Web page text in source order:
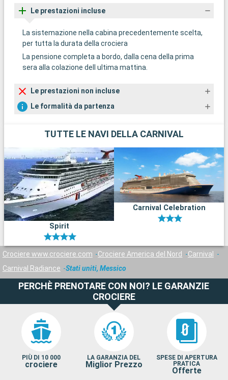
Le prestazioni incluse
La sistemazione nella cabina precedentemente scelta,
per tutta la durata della crociera
La pensione completa a bordo, dalla cena della prima
sera alla colazione dell ultima mattina.
Le prestazioni non incluse
Le formalità da partenza
TUTTE LE NAVI DELLA CARNIVAL
Spirit
Carnival Celebration
Crociere www.crociere.com Crociere America del Nord
Carnival
Carnival Radiance
Stati uniti, Messico
PERCHÈ PRENOTARE CON NOI? LE GARANZIE
CROCIERE
PIÙ DI 10 000
crociere
LA GARANZIA DEL
Miglior Prezzo
SPESE DI APERTURA
PRATICA
Offerte